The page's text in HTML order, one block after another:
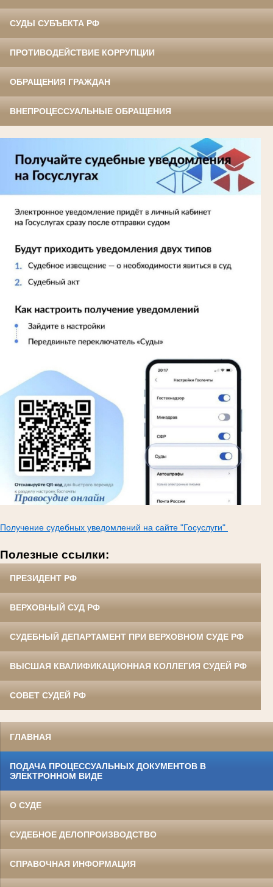
СУДЫ СУБЪЕКТА РФ
ПРОТИВОДЕЙСТВИЕ КОРРУПЦИИ
ОБРАЩЕНИЯ ГРАЖДАН
ВНЕПРОЦЕССУАЛЬНЫЕ ОБРАЩЕНИЯ
Получение судебных уведомлений на сайте "Госуслуги"
Полезные ссылки:
ПРЕЗИДЕНТ РФ
ВЕРХОВНЫЙ СУД РФ
СУДЕБНЫЙ ДЕПАРТАМЕНТ ПРИ ВЕРХОВНОМ СУДЕ РФ
ВЫСШАЯ КВАЛИФИКАЦИОННАЯ КОЛЛЕГИЯ СУДЕЙ РФ
СОВЕТ СУДЕЙ РФ
ГЛАВНАЯ
ПОДАЧА ПРОЦЕССУАЛЬНЫХ ДОКУМЕНТОВ В
ЭЛЕКТРОННОМ ВИДЕ
О СУДЕ
СУДЕБНОЕ ДЕЛОПРОИЗВОДСТВО
СПРАВОЧНАЯ ИНФОРМАЦИЯ